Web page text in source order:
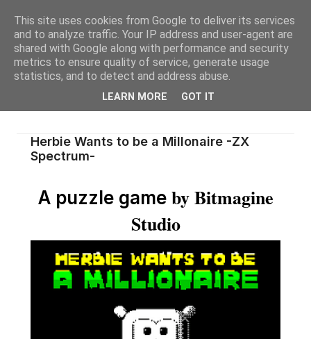
Herbie Wants to be a Millonaire -ZX
Spectrum-
A puzzle game by Bitmagine
Studio
This site uses cookies from Google to deliver its services
and to analyze traffic. Your IP address and user-agent are
shared with Google along with performance and security
metrics to ensure quality of service, generate usage
statistics, and to detect and address abuse.
LEARN MORE GOT IT